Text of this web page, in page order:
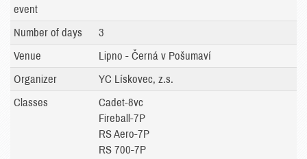
event
Number of days
3
Venue
Lipno - Černá v Pošumaví
Organizer
YC Lískovec, z.s.
Classes
Cadet-8vc
Fireball-7P
RS Aero-7P
RS 700-7P